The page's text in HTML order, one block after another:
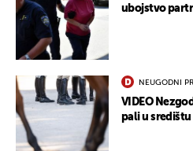
ubojstvo
NEUGODNI
VIDEO
pali u središtu